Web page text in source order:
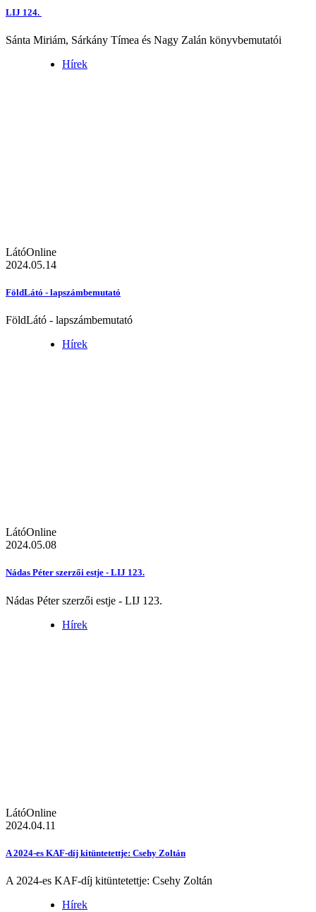
LIJ 124.
Sánta Miriám, Sárkány Tímea és Nagy Zalán könyvbemutatói
Hírek
LátóOnline
2024.05.14
FöldLátó - lapszámbemutató
FöldLátó - lapszámbemutató
Hírek
LátóOnline
2024.05.08
Nádas Péter szerzői estje - LIJ 123.
Nádas Péter szerzői estje - LIJ 123.
Hírek
LátóOnline
2024.04.11
A 2024-es KAF-díj kitüntetettje: Csehy Zoltán
A 2024-es KAF-díj kitüntetettje: Csehy Zoltán
Hírek